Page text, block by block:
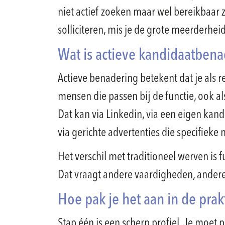
niet actief zoeken maar wel bereikbaar
solliciteren, mis je de grote
Wat is actieve
Actieve benadering betekent dat je als
mensen die passen bij de functie, ook
Dat kan via Linkedin, via een eigen
via gerichte advertenties die specifieke
Het verschil met traditioneel werven is
Dat vraagt andere vaardigheden,
Hoe pak je het aan in de